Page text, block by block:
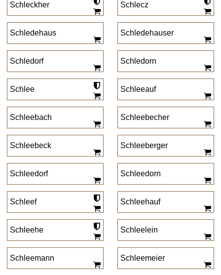
Schleckher Schlecz
Schledehaus Schledehauser
Schledorf Schledorn
Schlee Schleeauf
Schleebach Schleebecher
Schleebeck Schleeberger
Schleedorf Schleedorn
Schleef Schleehauf
Schleehe Schleelein
Schleemann Schleemeier